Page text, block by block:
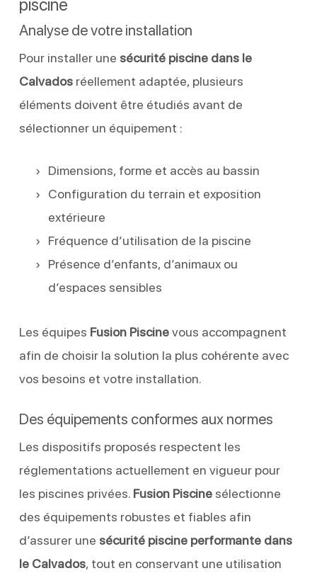
piscine
Analyse de votre installation
Pour installer une sécurité piscine dans le
Calvadosréellement adaptée, plusieurs
éléments doivent être étudiés avant de
sélectionner un équipement :
Dimensions, forme et accès au bassin
Configuration du terrain et exposition
extérieure
Fréquence d’utilisation de la piscine
Présence d’enfants, d’animaux ou
d’espaces sensibles
Les équipes Fusion Piscinevous accompagnent
afin de choisir la solution la plus cohérente avec
vos besoins et votre installation.
Des équipements conformes aux normes
Les dispositifs proposés respectent les
réglementations actuellement en vigueur pour
les piscines privées. Fusion Piscinesélectionne
des équipements robustes et fiables afin
d’assurer une sécurité piscine performante dans
le Calvados, tout en conservant une utilisation